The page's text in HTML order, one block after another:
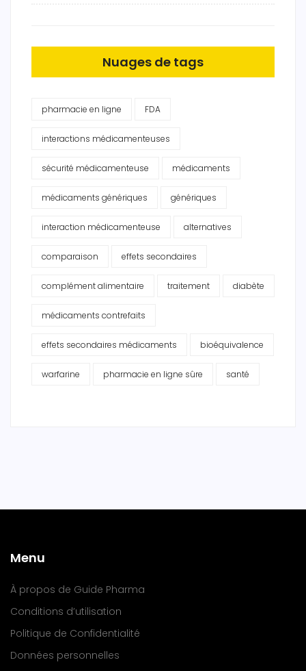
Nuages de tags
pharmacie en ligne FDA
interactions médicamenteuses
sécurité médicamenteuse médicaments
médicaments génériques génériques
interaction médicamenteuse alternatives
comparaison effets secondaires
complément alimentaire traitement diabète
médicaments contrefaits
effets secondaires médicaments bioéquivalence
warfarine pharmacie en ligne sûre santé
Menu
À propos de Guide Pharma
Conditions d’utilisation
Politique de Confidentialité
Données personnelles